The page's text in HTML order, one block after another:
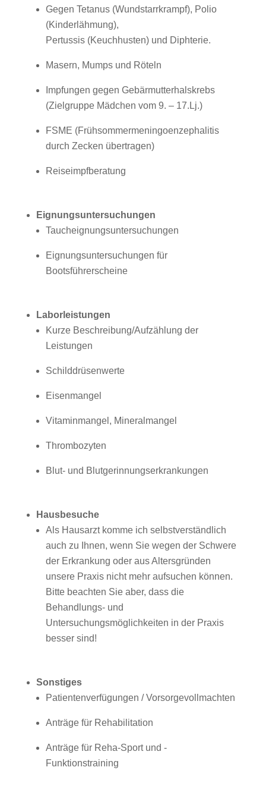
Gegen Tetanus (Wundstarrkrampf), Polio
(Kinderlähmung),
Pertussis (Keuchhusten) und Diphterie.
Masern, Mumps und Röteln
Impfungen gegen Gebärmutterhalskrebs
(Zielgruppe Mädchen vom 9. – 17.Lj.)
FSME (Frühsommermeningoenzephalitis
durch Zecken übertragen)
Reiseimpfberatung
Eignungsuntersuchungen
Taucheignungsuntersuchungen
Eignungsuntersuchungen für
Bootsführerscheine
Laborleistungen
Kurze Beschreibung/Aufzählung der
Leistungen
Schilddrüsenwerte
Eisenmangel
Vitaminmangel, Mineralmangel
Thrombozyten
Blut- und Blutgerinnungserkrankungen
Hausbesuche
Als Hausarzt komme ich selbstverständlich
auch zu Ihnen, wenn Sie wegen der Schwere
der Erkrankung oder aus Altersgründen
unsere Praxis nicht mehr aufsuchen können.
Bitte beachten Sie aber, dass die
Behandlungs- und
Untersuchungsmöglichkeiten in der Praxis
besser sind!
Sonstiges
Patientenverfügungen / Vorsorgevollmachten
Anträge für Rehabilitation
Anträge für Reha-Sport und -
Funktionstraining